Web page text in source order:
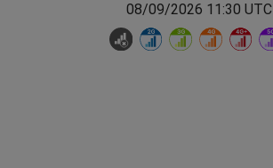
08/09/2026 11:30 UTC